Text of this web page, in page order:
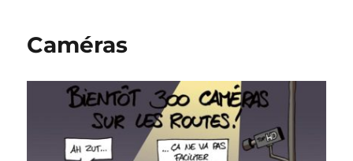
Caméras